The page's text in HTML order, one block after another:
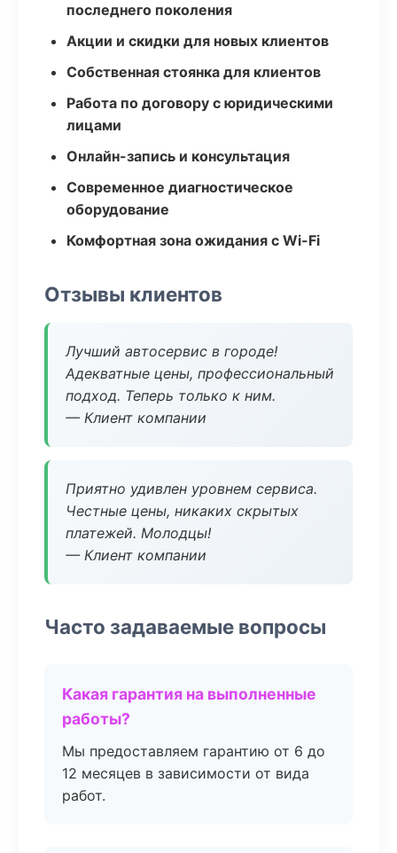
последнего поколения
Акции и скидки для новых клиентов
Собственная стоянка для клиентов
Работа по договору с юридическими
лицами
Онлайн-запись и консультация
Современное диагностическое
оборудование
Комфортная зона ожидания с Wi-Fi
Отзывы клиентов
Лучший автосервис в городе!
Адекватные цены, профессиональный
подход. Теперь только к ним.
— Клиент компании
Приятно удивлен уровнем сервиса.
Честные цены, никаких скрытых
платежей. Молодцы!
— Клиент компании
Часто задаваемые вопросы
Какая гарантия на выполненные
работы?
Мы предоставляем гарантию от 6 до
12 месяцев в зависимости от вида
работ.